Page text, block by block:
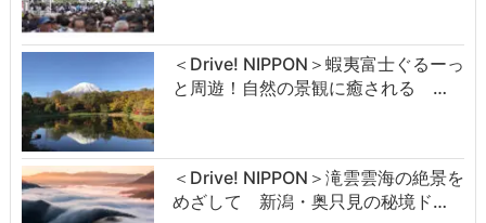
＜Drive! NIPPON＞蝦夷富士ぐるーっ
と周遊！自然の景観に癒される …
＜Drive! NIPPON＞滝雲雲海の絶景を
めざして 新潟・奥只見の秘境ド…